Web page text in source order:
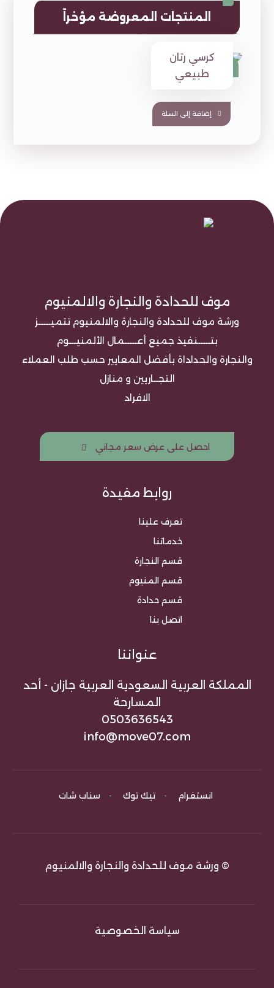
المنتجات المعروضة مؤخراً
كرسي رتان
طبيعي
⃁ 790
إضافة إلى السلة
موف للحدادة والنجارة والالمنيوم
ورشة موف للحدادة والنجارة والالمنيوم تتميـــــز
بتـــــنفيذ جميع أعـــــمال الألمنيـــوم
والنجارة والحداداة بأفضل المعايير حسب طلب العملاء
التجــاريين و منازل
الافراد
احصل على عرض سعر مجاني
روابط مفيدة
تعرف علينا
خدماتنا
قسم النجارة
قسم المنيوم
قسم حدادة
اتصل بنا
عنواننا
المملكة العربية السعودية العربية جازان - أحد
المسارحة
0503636543
info@move07.com
انستغرام - تيك توك - سناب شات
© ورشة موف للحدادة والنجارة والالمنيوم
سياسة الخصوصية